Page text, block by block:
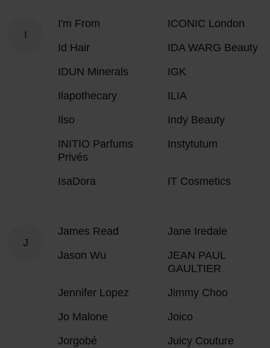
I
I'm From
ICONIC London
Id Hair
IDA WARG Beauty
IDUN Minerals
IGK
Ilapothecary
ILIA
Ilso
Indy Beauty
INITIO Parfums
Privés
Instytutum
IsaDora IT Cosmetics
J
James Read
Jane Iredale
Jason Wu
JEAN PAUL
GAULTIER
Jennifer Lopez
Jimmy Choo
Jo Malone
Joico
Jorgobé
Juicy Couture